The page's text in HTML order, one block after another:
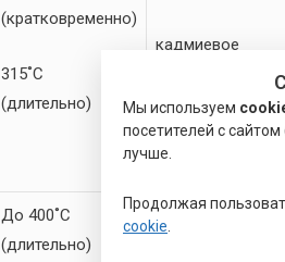
(кратковременно)
315˚C
(длительно)
кадмиевое
серебряное
покрытие
цинкование
До 400˚C
(длительно)
Мы используем
посетителей с
лучше.
Продолжая
cookie